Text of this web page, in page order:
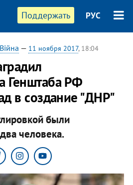
Поддержать РУС
Війна — 11 ноября 2017, 18:04
Генштаба РФ
в создание "ДНР"
были
человека.